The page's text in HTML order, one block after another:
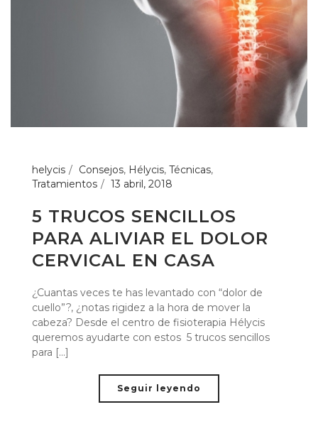
helycis Consejos, Hélycis, Técnicas,
Tratamientos
13 abril, 2018
5 TRUCOS SENCILLOS
PARA ALIVIAR EL DOLOR
CERVICAL EN CASA
¿Cuantas veces te has levantado con “dolor de
cuello”?, ¿notas rigidez a la hora de mover la
cabeza? Desde el centro de fisioterapia Hélycis
queremos ayudarte con estos 5 trucos sencillos
para [...]
Seguir leyendo